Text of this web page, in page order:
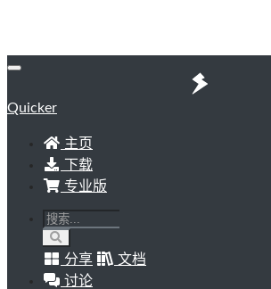
Quicker
主页
下载
专业版
分享
文档
讨论